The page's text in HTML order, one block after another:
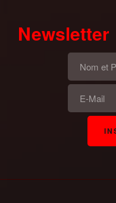
Newsletter